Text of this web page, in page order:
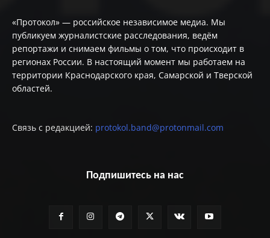
«Протокол» — российское независимое медиа. Мы
публикуем журналистские расследования, ведём
репортажи и снимаем фильмы о том, что происходит в
регионах России. В настоящий момент мы работаем на
территории Краснодарского края, Самарской и Тверской
областей.
Связь с редакцией: protokol.band@protonmail.com
Подпишитесь на нас